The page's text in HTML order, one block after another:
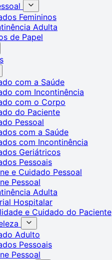
Femininos
Adulta
de Papel
com a Saúde
com Incontinência
com o Corpo
do Paciente
Pessoal
com a Saúde
com Incontinência
Geriátricos
Pessoais
e Cuidado Pessoal
Pessoal
Adulta
Hospitalar
e Cuidado do Paciente
Adulto
Pessoais
Pessoal